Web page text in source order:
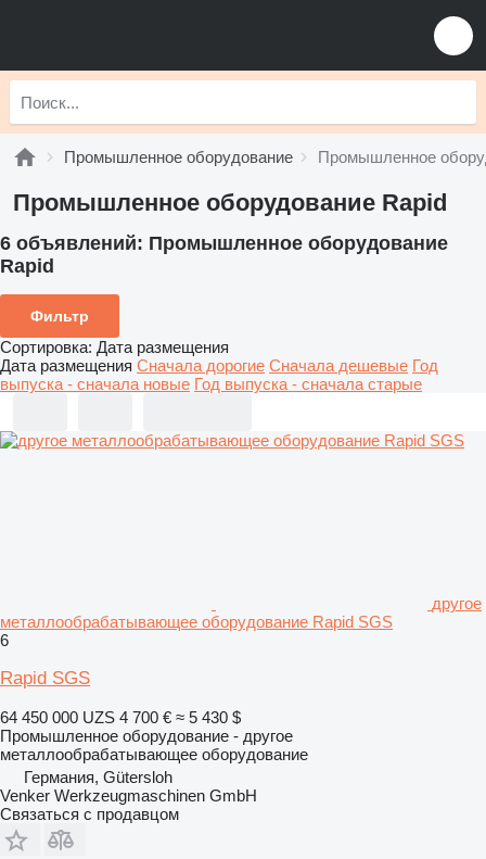
Промышленное оборудование Промышленное
Промышленное оборудование Rapid
6 объявлений: Промышленное оборудование
Rapid
Фильтр
Сортировка: Дата размещения
Дата размещения Сначала дорогие Сначала дешевые Год
выпуска - сначала новые Год выпуска - сначала старые
другое
металлообрабатывающее оборудование Rapid SGS
6
Rapid SGS
64 450 000 UZS 4 700 € ≈ 5 430 $
Промышленное оборудование - другое
металлообрабатывающее оборудование
Германия, Gütersloh
Venker Werkzeugmaschinen GmbH
Связаться с продавцом